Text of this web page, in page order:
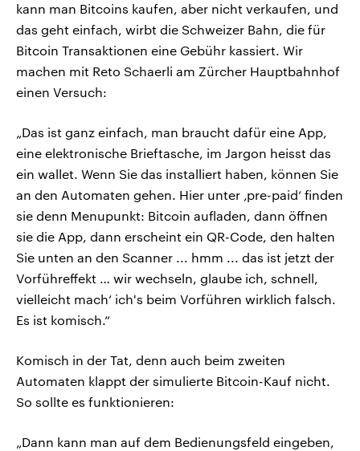
kann man Bitcoins kaufen, aber nicht verkaufen, und
das geht einfach, wirbt die Schweizer Bahn, die für
Bitcoin Transaktionen eine Gebühr kassiert. Wir
machen mit Reto Schaerli am Zürcher Hauptbahnhof
einen Versuch:
„Das ist ganz einfach, man braucht dafür eine App,
eine elektronische Brieftasche, im Jargon heisst das
ein wallet. Wenn Sie das installiert haben, können Sie
an den Automaten gehen. Hier unter ‚pre-paid‘ finden
sie denn Menupunkt: Bitcoin aufladen, dann öffnen
sie die App, dann erscheint ein QR-Code, den halten
Sie unten an den Scanner ... hmm ... das ist jetzt der
Vorführeffekt … wir wechseln, glaube ich, schnell,
vielleicht mach‘ ich's beim Vorführen wirklich falsch.
Es ist komisch.“
Komisch in der Tat, denn auch beim zweiten
Automaten klappt der simulierte Bitcoin-Kauf nicht.
So sollte es funktionieren:
„Dann kann man auf dem Bedienungsfeld eingeben,